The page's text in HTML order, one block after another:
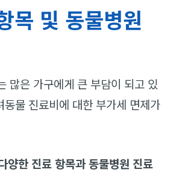
목 및 동물병원
많은 가구에게 큰 부담이 되고 있
물 진료비에 대한 부가세 면제가
양한 진료 항목과 동물병원 진료